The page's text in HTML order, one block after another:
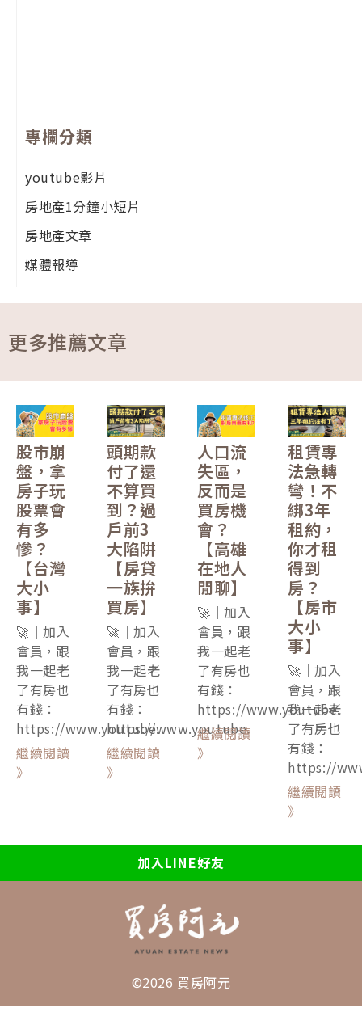
專欄分類
youtube影片
房地產1分鐘小短片
房地產文章
媒體報導
更多推薦文章
股市崩
盤，拿
房子玩
股票會
有多
慘？
【台灣
大小
事】
🚀｜加入
會員，跟
我一起老
了有房也
有錢：
https://www.youtube.
繼續閱讀
》
頭期款
付了還
不算買
到？過
戶前3
大陷阱
【房貸
一族拚
買房】
🚀｜加入
會員，跟
我一起老
了有房也
有錢：
https://www.youtube.
繼續閱讀
》
人口流
失區，
反而是
買房機
會？
【高雄
在地人
閒聊】
🚀｜加入
會員，跟
我一起老
了有房也
有錢：
https://www.youtube.
繼續閱讀
》
租賃專
法急轉
彎！不
綁3年
租約，
你才租
得到
房？
【房市
大小
事】
🚀｜加入
會員，跟
我一起老
了有房也
有錢：
https://
繼續閱讀
》
加入LINE好友
©2026 買房阿元